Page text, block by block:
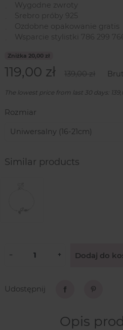
Wygodne zwroty
Srebro próby 925
Ozdobne opakowanie gratis
Wsparcie stylistki 786 299
Zniżka 20,00 zł
119,00 zł 139,00 zł
The lowest price from last 30 days:
Rozmiar
Similar products
− + Dodaj do
Udostępnij
Opis